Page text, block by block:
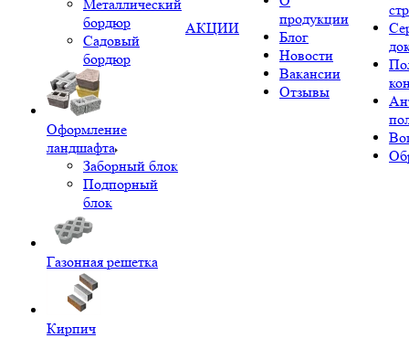
Металлический
бордюр
Садовый
бордюр
Оформление
ландшафта
Заборный блок
Подпорный
блок
Газонная решетка
Кирпич
АКЦИИ
продукции
Блог
Новости
Вакансии
Отзывы